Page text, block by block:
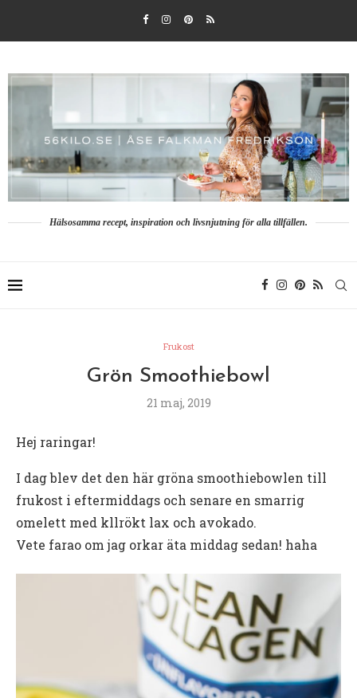
Hälsosamma recept, inspiration och livsnjutning för alla tillfällen.
Frukost
Grön Smoothiebowl
21 maj, 2019
Hej raringar!
I dag blev det den här gröna smoothiebowlen till
frukost i eftermiddags och senare en smarrig
omelett med kllrökt lax och avokado.
Vete farao om jag orkar äta middag sedan! haha